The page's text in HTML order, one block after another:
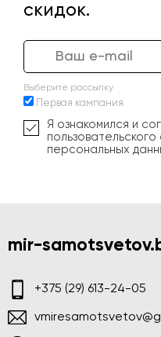
скидок.
Выберите рассылку
Первая кампания
Я ознакомился и
персональных
mir-
+375 (29) 613-24-05